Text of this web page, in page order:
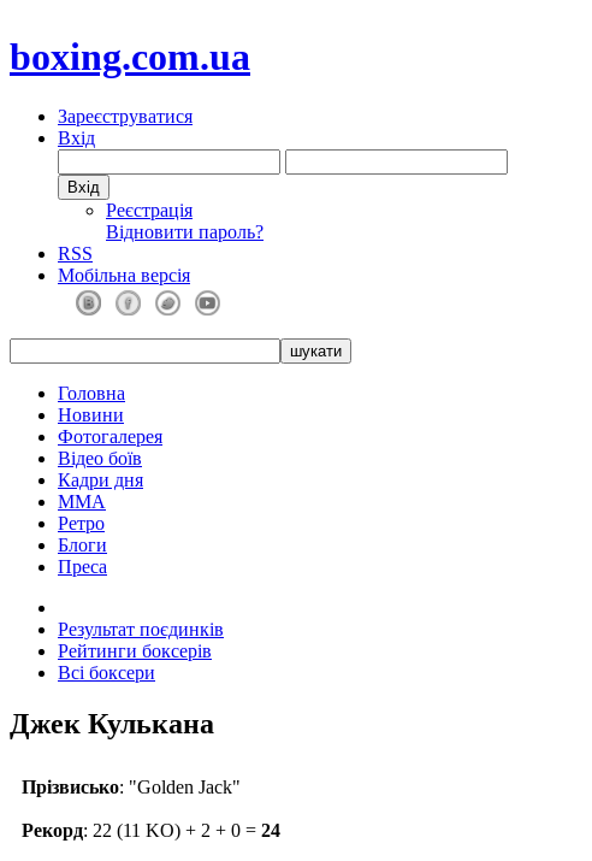
boxing.com.ua
Зареєструватися
Вхід
Реєстрація
Відновити пароль?
RSS
Мобільна версія
Головна
Новини
Фотогалерея
Відео боїв
Кадри дня
ММА
Ретро
Блоги
Преса
Результат поєдинків
Рейтинги боксерів
Всі боксери
Джек Кулькана
Прізвисько: "Golden Jack"
Рекорд: 22 (11 KO) + 2 + 0 = 24